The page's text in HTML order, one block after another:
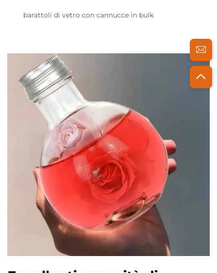
barattoli di vetro con cannucce in bulk